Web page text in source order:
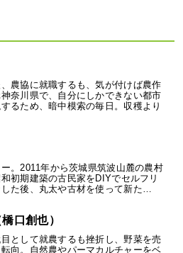
農協に就職するも、気が付けば農作
奈川県で、自分にしかできない都市
るため、暗中模索の毎日。収穫より
。2011年から茨城県筑波山麓の農村
初期建築の古民家をDIYでセルフリ
した後、丸太や古材を使って新た…
口創也）
として就農するも挫折し、野菜を売
向。自然農やパーマカルチャーをベ